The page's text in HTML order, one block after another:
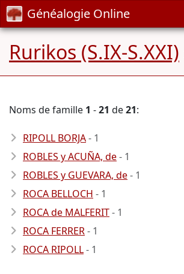
Généalogie Online
Rurikos (S.IX-S.XXI)
Noms de famille 1 -21 de21:
RIPOLL BORJA- 1
ROBLES y ACUÑA, de- 1
ROBLES y GUEVARA, de- 1
ROCA BELLOCH - 1
ROCA de MALFERIT- 1
ROCA FERRER- 1
ROCA RIPOLL- 1